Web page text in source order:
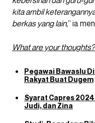
kita ambil
berkas yang lain,” ia
What are your
Pegawai Bawaslu
Rakyat Buat Dugem
Syarat Capres
Judi, dan Zina